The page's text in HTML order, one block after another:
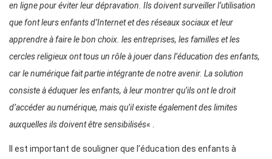
en ligne pour éviter leur dépravation. Ils doivent surveiller l’utilisation
que font leurs enfants d’Internet et des réseaux sociaux et leur
apprendre à faire le bon choix. les entreprises, les familles et les
cercles religieux ont tous un rôle à jouer dans l’éducation des enfants,
car le numérique fait partie intégrante de notre avenir. La solution
consiste à éduquer les enfants, à leur montrer qu’ils ont le droit
d’accéder au numérique, mais qu’il existe également des limites
auxquelles ils doivent être sensibilisés« .
Il est important de souligner que l’éducation des enfants à